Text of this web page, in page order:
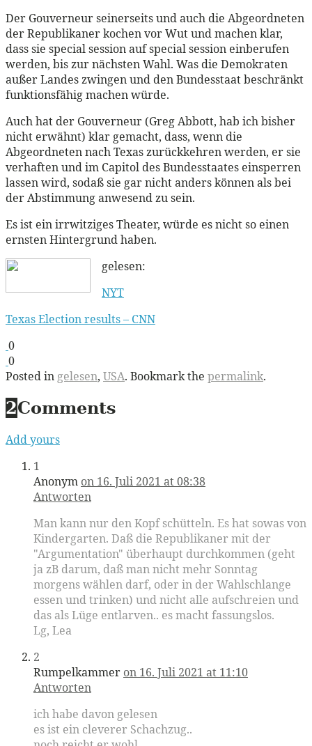
Der Gouverneur seinerseits und auch die Abgeordneten
der Republikaner kochen vor Wut und machen klar,
dass sie special session auf special session einberufen
werden, bis zur nächsten Wahl. Was die Demokraten
außer Landes zwingen und den Bundesstaat beschränkt
funktionsfähig machen würde.
Auch hat der Gouverneur (Greg Abbott, hab ich bisher
nicht erwähnt) klar gemacht, dass, wenn die
Abgeordneten nach Texas zurückkehren werden, er sie
verhaften und im Capitol des Bundesstaates einsperren
lassen wird, sodaß sie gar nicht anders können als bei
der Abstimmung anwesend zu sein.
Es ist ein irrwitziges Theater, würde es nicht so einen
ernsten Hintergrund haben.
gelesen:
NYT
Texas Election results – CNN
0
0
Posted in gelesen, USA. Bookmark the permalink.
2Comments
Add yours
1
Anonym on 16. Juli 2021 at 08:38
Antworten
Man kann nur den Kopf schütteln. Es hat sowas von
Kindergarten. Daß die Republikaner mit der
"Argumentation" überhaupt durchkommen (geht
ja zB darum, daß man nicht mehr Sonntag
morgens wählen darf, oder in der Wahlschlange
essen und trinken) und nicht alle aufschreien und
das als Lüge entlarven.. es macht fassungslos.
Lg, Lea
2
Rumpelkammer on 16. Juli 2021 at 11:10
Antworten
ich habe davon gelesen
es ist ein cleverer Schachzug..